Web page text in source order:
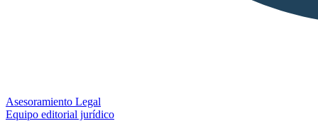
Asesoramiento Legal
Equipo editorial jurídico